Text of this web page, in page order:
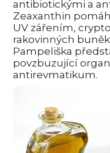
antibiotickými a
Zeaxanthin
UV zářením,
rakovinných
Pampeliška
povzbuzující
antirevmatikum.